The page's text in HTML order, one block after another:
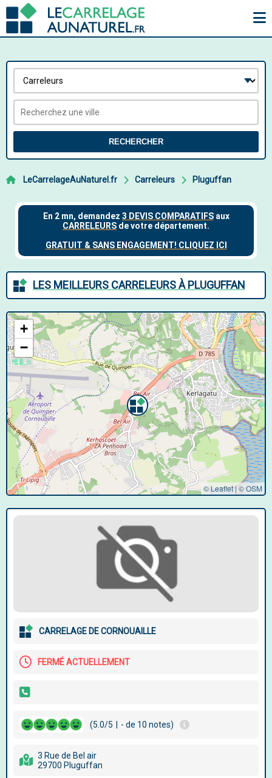
RECHERCHER
LeCarrelageAuNaturel.fr Carreleurs Pluguffan
LES MEILLEURS CARRELEURS À PLUGUFFAN
+
−
© Leaflet|©OSM
CARRELAGE DE CORNOUAILLE
FERMÉ ACTUELLEMENT
(5.0/5 - de 10 notes)
3 Rue de Bel air
29700 Pluguffan